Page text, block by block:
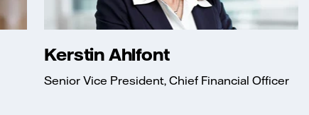
Kerstin Ahlfont
Senior Vice President, Chief Financial Officer